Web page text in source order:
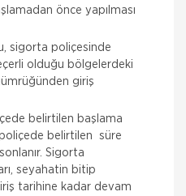
önce yapılması
sigorta poliçesinde
olduğu bölgelerdeki
giriş
belirtilen başlama
belirtilen süre
Sigorta
seyahatin bitip
tarihine kadar devam